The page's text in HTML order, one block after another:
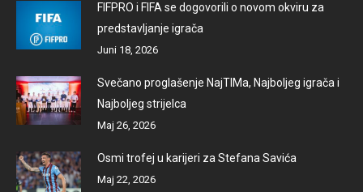
FIFPRO i FIFA se dogovorili o novom okviru za
predstavljanje igrača
Juni 18, 2026
Svečano proglašenje NajTIMa, Najboljeg igrača i
Najboljeg strijelca
Maj 26, 2026
Osmi trofej u karijeri za Stefana Savića
Maj 22, 2026